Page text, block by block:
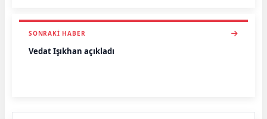
SONRAKI HABER
Vedat Işıkhan açıkladı